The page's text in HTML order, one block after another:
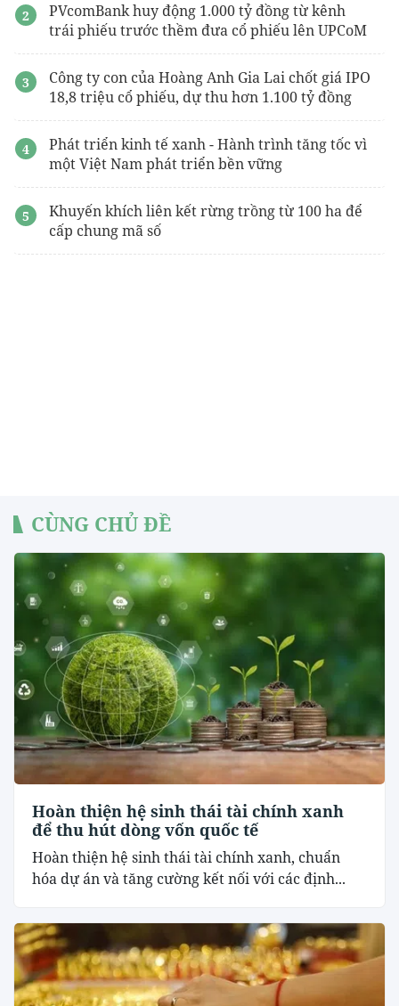
PVcomBank huy động 1.000 tỷ đồng từ kênh
trái phiếu trước thềm đưa cổ phiếu lên UPCoM
Công ty con của Hoàng Anh Gia Lai chốt giá IPO
18,8 triệu cổ phiếu, dự thu hơn 1.100 tỷ đồng
Phát triển kinh tế xanh - Hành trình tăng tốc vì
một Việt Nam phát triển bền vững
Khuyến khích liên kết rừng trồng từ 100 ha để
cấp chung mã số
CÙNG CHỦ ĐỀ
Hoàn thiện hệ sinh thái tài chính xanh
để thu hút dòng vốn quốc tế
Hoàn thiện hệ sinh thái tài chính xanh, chuẩn
hóa dự án và tăng cường kết nối với các định...